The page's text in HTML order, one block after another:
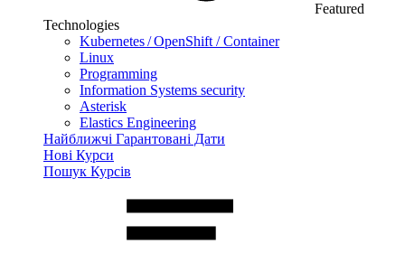
Featured
Technologies
Kubernetes / OpenShift / Container
Linux
Programming
Information Systems security
Asterisk
Elastics Engineering
Найближчі Гарантовані Дати
Нові Курси
Пошук Курсів